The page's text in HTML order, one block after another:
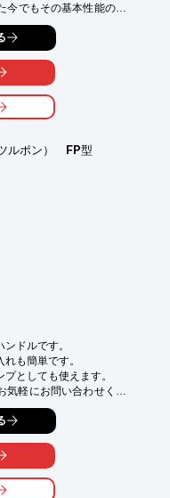
でもその基本性能の高
だき、業界標準品として
ログをダウンロード、も
ルポン） FP型
ドルです。
も簡単です。
としても使えます。
軽にお問い合わせくだ